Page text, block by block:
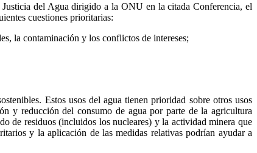
del Agua dirigido a la ONU en la citada Conferencia, el
cuestiones prioritarias:
la contaminación y los conflictos de intereses;
Estos usos del agua tienen prioridad sobre otros usos
y reducción del consumo de agua por parte de la agricultura
de residuos (incluidos los nucleares) y la actividad minera que
y la aplicación de las medidas relativas podrían ayudar a